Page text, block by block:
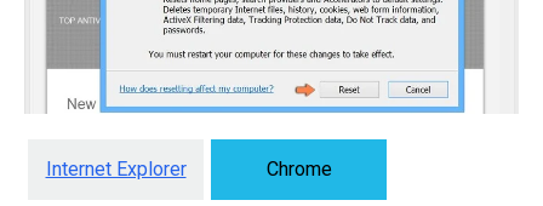
Internet Explorer Chrome